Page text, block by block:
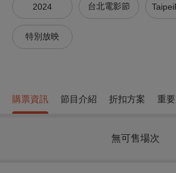
2024 台北電影節
特別放映
購票資訊 節目介紹 折扣方案 重
無可售場次